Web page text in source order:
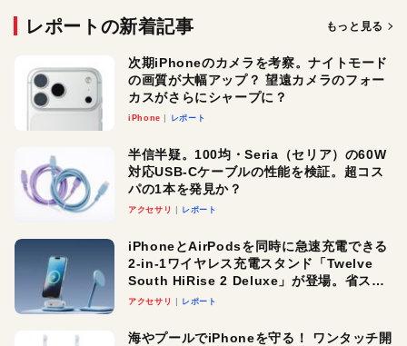
レポートの新着記事 もっと見る
次期iPhoneのカメラを考察。ナイトモード
の画質が大幅アップ？ 望遠カメラのフォー
カスがさらにシャープに？
iPhone レポート
半信半疑。100均・Seria（セリア）の60W
対応USB-Cケーブルの性能を検証。超コス
パの1本を発見か？
アクセサリ レポート
iPhoneとAirPodsを同時に急速充電できる
2-in-1ワイヤレス充電スタンド「Twelve
South HiRise 2 Deluxe」が登場。省スペ
ースでおしゃれに充電したい人にオスス
アクセサリ レポート
海やプールでiPhoneを守る！ ワンタッチ開